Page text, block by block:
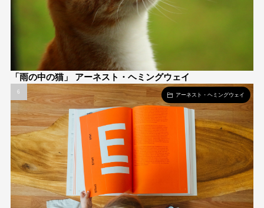
「雨の中の猫」 アーネスト・ヘミングウェイ
アーネスト・ヘミングウェイ